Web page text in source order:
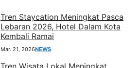
Tren Staycation Meningkat Pasca
Lebaran 2026, Hotel Dalam Kota
Kembali Ramai
Mar. 21, 2026NEWS
Tren Wisata Lokal Meningkat